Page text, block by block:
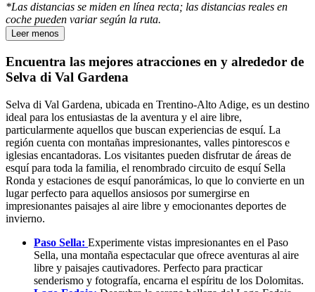
*Las distancias se miden en línea recta; las distancias reales en
coche pueden variar según la ruta.
Leer menos
Encuentra las mejores atracciones en y alrededor de
Selva di Val Gardena
Selva di Val Gardena, ubicada en Trentino-Alto Adige, es un destino
ideal para los entusiastas de la aventura y el aire libre,
particularmente aquellos que buscan experiencias de esquí. La
región cuenta con montañas impresionantes, valles pintorescos e
iglesias encantadoras. Los visitantes pueden disfrutar de áreas de
esquí para toda la familia, el renombrado circuito de esquí Sella
Ronda y estaciones de esquí panorámicas, lo que lo convierte en un
lugar perfecto para aquellos ansiosos por sumergirse en
impresionantes paisajes al aire libre y emocionantes deportes de
invierno.
Paso Sella: Experimente vistas impresionantes en el Paso
Sella, una montaña espectacular que ofrece aventuras al aire
libre y paisajes cautivadores. Perfecto para practicar
senderismo y fotografía, encarna el espíritu de los Dolomitas.